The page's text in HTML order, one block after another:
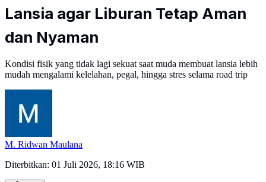
Lansia agar Liburan Tetap Aman
dan Nyaman
Kondisi fisik yang tidak lagi sekuat saat muda membuat lansia lebih
mudah mengalami kelelahan, pegal, hingga stres selama road trip
M. Ridwan Maulana
Diterbitkan: 01 Juli 2026, 18:16 WIB